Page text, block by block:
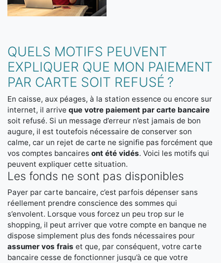
QUELS MOTIFS PEUVENT
EXPLIQUER QUE MON PAIEMENT
PAR CARTE SOIT REFUSÉ ?
En caisse, aux péages, à la station essence ou encore sur
internet, il arrive que votre paiement par carte bancaire
soit refusé. Si un message d’erreur n’est jamais de bon
augure, il est toutefois nécessaire de conserver son
calme, car un rejet de carte ne signifie pas forcément que
vos comptes bancaires ont été vidés. Voici les motifs qui
peuvent expliquer cette situation.
Les fonds ne sont pas disponibles
Payer par carte bancaire, c’est parfois dépenser sans
réellement prendre conscience des sommes qui
s’envolent. Lorsque vous forcez un peu trop sur le
shopping, il peut arriver que votre compte en banque ne
dispose simplement plus des fonds nécessaires pour
assumer vos frais et que, par conséquent, votre carte
bancaire cesse de fonctionner jusqu’à ce que votre